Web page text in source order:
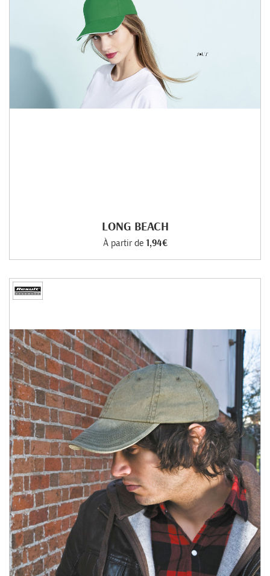
LONG BEACH
À partir de 1,94€